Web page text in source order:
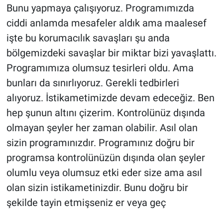
Bunu yapmaya çalışıyoruz. Programımızda
ciddi anlamda mesafeler aldık ama maalesef
işte bu korumacılık savaşları şu anda
bölgemizdeki savaşlar bir miktar bizi yavaşlattı.
Programımıza olumsuz tesirleri oldu. Ama
bunları da sınırlıyoruz. Gerekli tedbirleri
alıyoruz. İstikametimizde devam edeceğiz. Ben
hep şunun altını çizerim. Kontrolünüz dışında
olmayan şeyler her zaman olabilir. Asıl olan
sizin programınızdır. Programınız doğru bir
programsa kontrolünüzün dışında olan şeyler
olumlu veya olumsuz etki eder size ama asıl
olan sizin istikametinizdir. Bunu doğru bir
şekilde tayin etmişseniz er veya geç